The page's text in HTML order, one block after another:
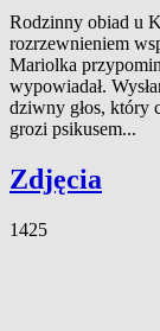
Rodzinny obiad u
rozrzewnieniem
Mariolka
wypowiadał.
dziwny głos, który
grozi psikusem...
Zdjęcia
1425